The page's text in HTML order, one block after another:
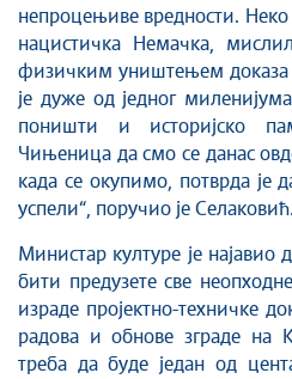
непроцењиве вредности.
нацистичка Немачка,
физичким уништењем доказа
је дуже од једног
поништи и историјско
Чињеница да смо се данас
када се окупимо, потврда је
успели“, поручио је Селаковић.
Министар културе је
бити предузете све
израде пројектно-техничке
радова и обнове зграде на
треба да буде један од